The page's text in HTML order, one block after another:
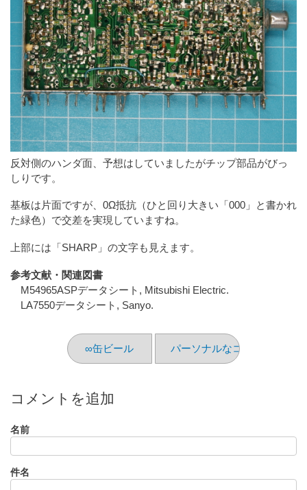
反対側のハンダ面、予想はしていましたがチップ部品がびっ
しりです。
基板は片面ですが、0Ω抵抗（ひと回り大きい「000」と書かれ
た緑色）で交差を実現していますね。
上部には「SHARP」の文字も見えます。
参考文献・関連図書
M54965ASPデータシート, Mitsubishi Electric.
LA7550データシート, Sanyo.
∞缶ビール パーソナルなコンピュータ
コメントを追加
名前
件名